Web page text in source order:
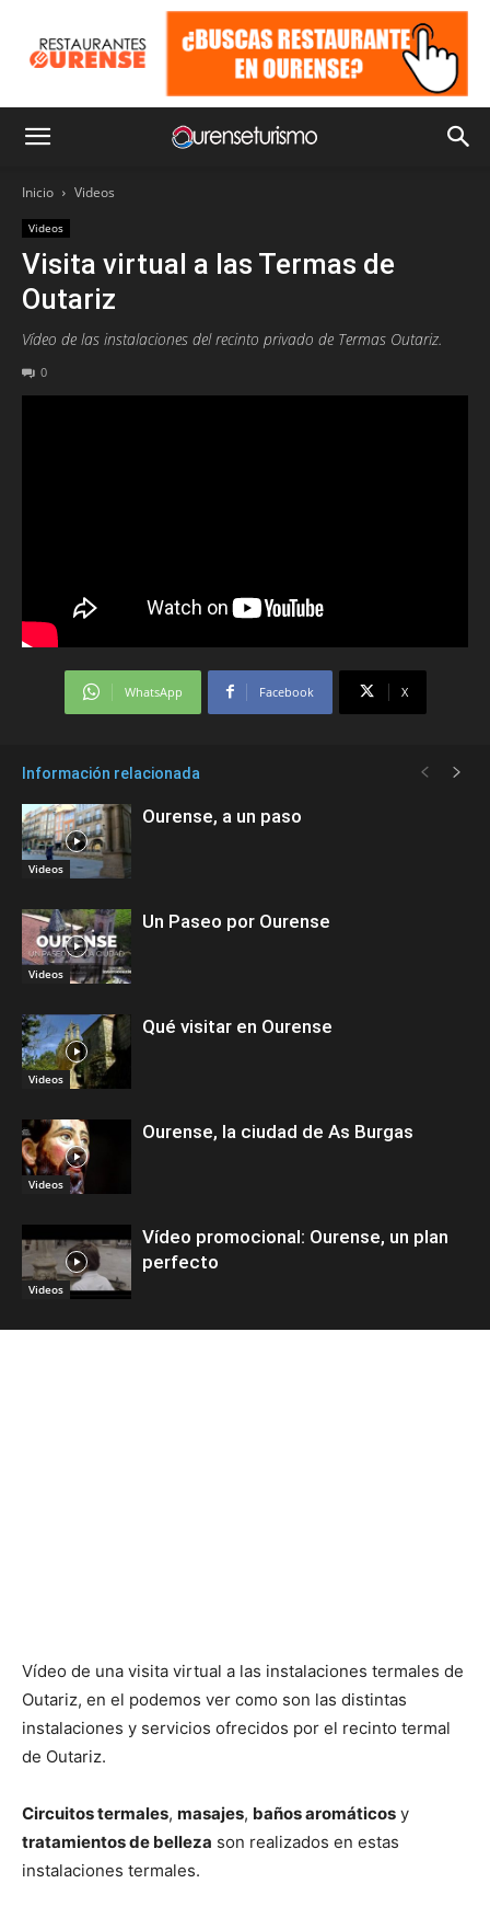
Inicio Videos
Videos
Visita virtual a las Termas de
Outariz
Vídeo de las instalaciones del recinto privado de Termas Outariz.
0
WhatsApp Facebook X
Información relacionada
Videos
Ourense, a un paso
Videos
Un Paseo por Ourense
Videos
Qué visitar en Ourense
Videos
Ourense, la ciudad de As Burgas
Videos
Vídeo promocional: Ourense, un plan
perfecto
Vídeo de una visita virtual a las instalaciones termales de
Outariz, en el podemos ver como son las distintas
instalaciones y servicios ofrecidos por el recinto termal
de Outariz.
Circuitos termales, masajes, baños aromáticos y
tratamientos de belleza son realizados en estas
instalaciones termales.